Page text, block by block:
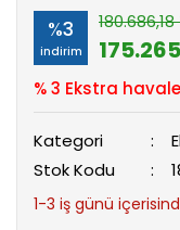
%3
indirim
180.686,18
% 3 Ekstra
Kategori
Stok Kodu
1-3 iş günü